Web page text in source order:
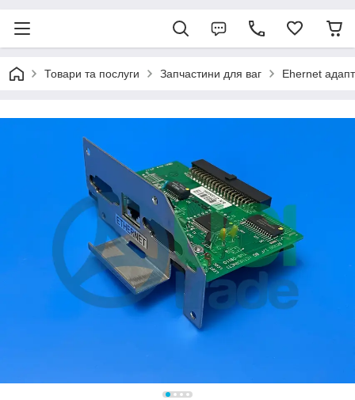
Товари та послуги Запчастини для ваг Ehernet